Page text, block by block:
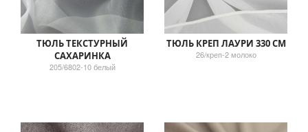
ТЮЛЬ ТЕКСТУРНЫЙ
САХАРИНКА
205/6802-10 белый
ТЮЛЬ КРЕП ЛАУРИ 330 СМ
26/креп-2 молоко